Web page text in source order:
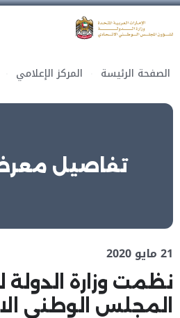
الصفحة الرئيسة المركز الإعلامي
تفاصيل
21 مايو 2020
نظمت وزارة
المجلس الوطني